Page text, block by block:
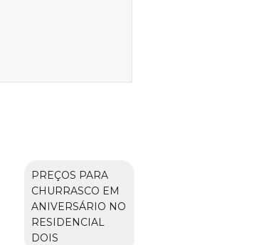
PREÇOS PARA
CHURRASCO EM
ANIVERSÁRIO NO
RESIDENCIAL
DOIS